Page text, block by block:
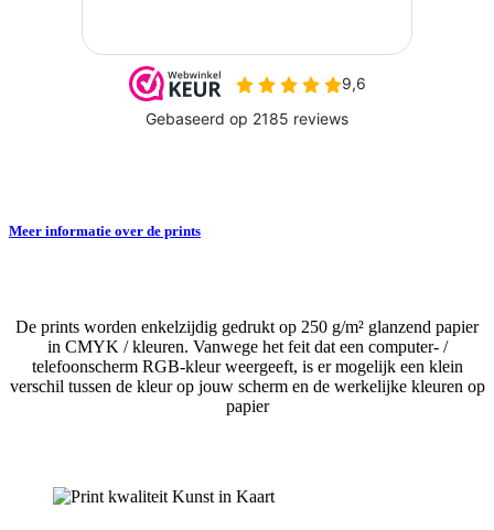
Meer informatie over de prints
De prints worden enkelzijdig gedrukt op 250 g/m² glanzend papier
in CMYK / kleuren. Vanwege het feit dat een computer- /
telefoonscherm RGB-kleur weergeeft, is er mogelijk een klein
verschil tussen de kleur op jouw scherm en de werkelijke kleuren op
papier